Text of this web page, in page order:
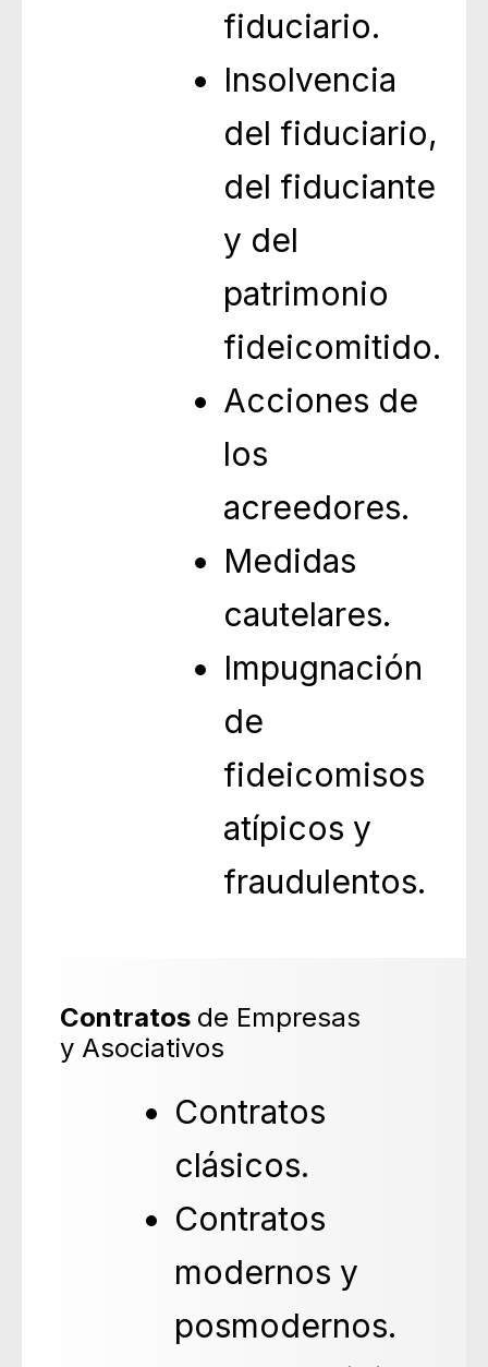
fiduciario.
Insolvencia
del fiduciario,
del fiduciante
y del
patrimonio
fideicomitido.
Acciones de
los
acreedores.
Medidas
cautelares.
Impugnación
de
fideicomisos
atípicos y
fraudulentos.
Contratos de Empresas
y Asociativos
Contratos
clásicos.
Contratos
modernos y
posmodernos.